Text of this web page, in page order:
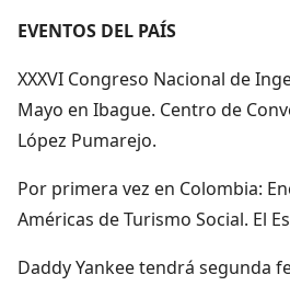
EVENTOS DEL PAÍS
XXXVI Congreso Nacional de
Mayo en Ibague. Centro de
López Pumarejo.
Por primera vez en Colombia:
Américas de Turismo Social. El
Daddy Yankee tendrá segunda